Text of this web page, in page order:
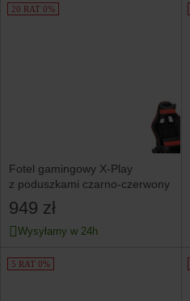
20 RAT 0%
Fotel gamingowy X-Play
z poduszkami czarno-czerwony
949 zł
Wysyłamy w 24h
5 RAT 0%